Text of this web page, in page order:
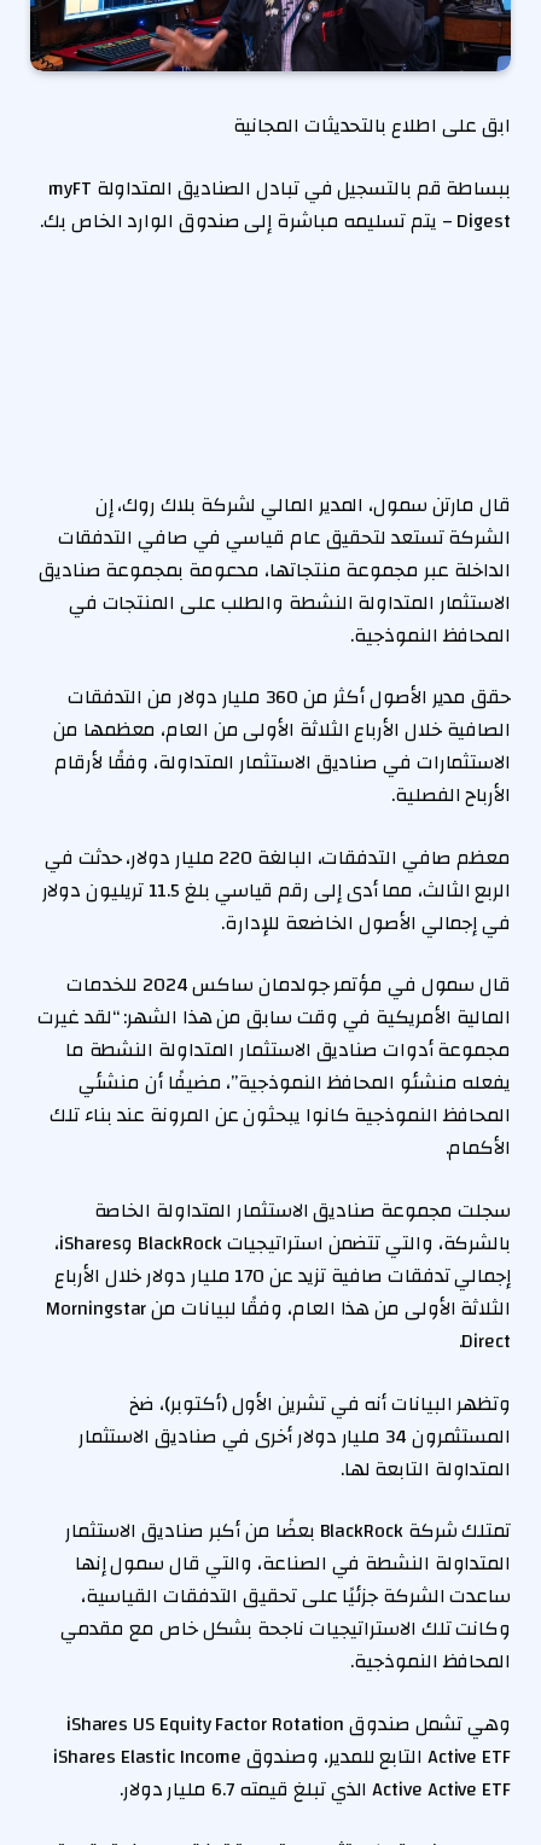
ابق على اطلاع بالتحديثات المجانية
ببساطة قم بالتسجيل فيتبادل الصناديق المتداولة myFT
Digest – يتم تسليمه مباشرة إلى صندوق الوارد الخاص بك.
قال مارتن سمول، المدير المالي لشركة بلاك روك، إن
الشركة تستعد لتحقيق عام قياسي في صافي التدفقات
الداخلة عبر مجموعة منتجاتها، مدعومة بمجموعة صناديق
الاستثمار المتداولة النشطة والطلب على المنتجات في
المحافظ النموذجية.
حقق مدير الأصول أكثر من 360 مليار دولار من التدفقات
الصافية خلال الأرباع الثلاثة الأولى من العام، معظمها من
الاستثمارات في صناديق الاستثمار المتداولة، وفقًا لأرقام
الأرباح الفصلية.
معظم صافي التدفقات، البالغة 220 مليار دولار، حدثت في
الربع الثالث، مما أدى إلى رقم قياسي بلغ 11.5 تريليون دولار
في إجمالي الأصول الخاضعة للإدارة.
قال سمول في مؤتمر جولدمان ساكس 2024 للخدمات
المالية الأمريكية في وقت سابق من هذا الشهر: “لقد غيرت
مجموعة أدوات صناديق الاستثمار المتداولة النشطة ما
يفعله منشئو المحافظ النموذجية”، مضيفًا أن منشئي
المحافظ النموذجية كانوا يبحثون عن المرونة عند بناء تلك
الأكمام.
سجلت مجموعة صناديق الاستثمار المتداولة الخاصة
بالشركة، والتي تتضمن استراتيجيات BlackRock وiShares،
إجمالي تدفقات صافية تزيد عن 170 مليار دولار خلال الأرباع
الثلاثة الأولى من هذا العام، وفقًا لبيانات من Morningstar
Direct.
وتظهر البيانات أنه في تشرين الأول (أكتوبر)، ضخ
المستثمرون 34 مليار دولار أخرى في صناديق الاستثمار
المتداولة التابعة لها.
تمتلك شركة BlackRock بعضًا من أكبر صناديق الاستثمار
المتداولة النشطة في الصناعة، والتي قال سمول إنها
ساعدت الشركة جزئيًا على تحقيق التدفقات القياسية،
وكانت تلك الاستراتيجيات ناجحة بشكل خاص مع مقدمي
المحافظ النموذجية.
وهي تشمل صندوق iShares US Equity Factor Rotation
Active ETF التابع للمدير، وصندوق iShares Elastic Income
Active Active ETF الذي تبلغ قيمته 6.7 مليار دولار.